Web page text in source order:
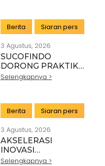
DENGAN KSP DAN
DANANTARA
Berita Siaran pers
3 Agustus, 2026
SUCOFINDO
DORONG PRAKTIK
PERTAMBANGAN
Selengkapnya >
Berita Siaran pers
3 Agustus, 2026
AKSELERASI
INOVASI
TEKNOLOGI,
Selengkapnya >